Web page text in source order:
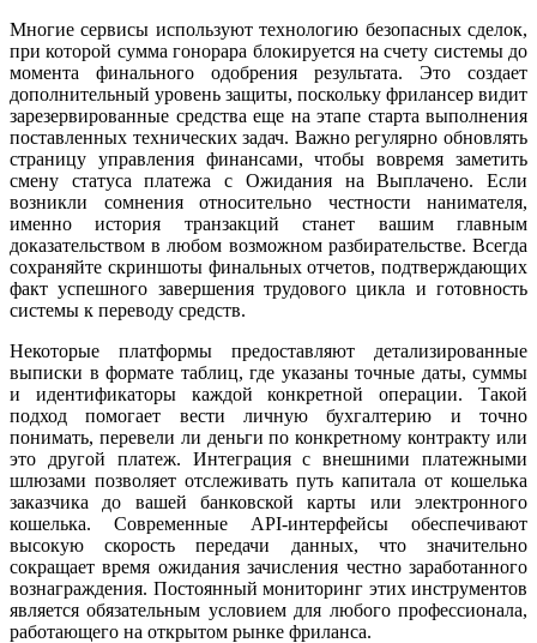
Многие сервисы используют технологию безопасных сделок,
при которой сумма гонорара блокируется на счету системы до
момента финального одобрения результата. Это создает
дополнительный уровень защиты, поскольку фрилансер видит
зарезервированные средства еще на этапе старта выполнения
поставленных технических задач. Важно регулярно обновлять
страницу управления финансами, чтобы вовремя заметить
смену статуса платежа с Ожидания на Выплачено. Если
возникли сомнения относительно честности нанимателя,
именно история транзакций станет вашим главным
доказательством в любом возможном разбирательстве. Всегда
сохраняйте скриншоты финальных отчетов, подтверждающих
факт успешного завершения трудового цикла и готовность
системы к переводу средств.
Некоторые платформы предоставляют детализированные
выписки в формате таблиц, где указаны точные даты, суммы
и идентификаторы каждой конкретной операции. Такой
подход помогает вести личную бухгалтерию и точно
понимать, перевели ли деньги по конкретному контракту или
это другой платеж. Интеграция с внешними платежными
шлюзами позволяет отслеживать путь капитала от кошелька
заказчика до вашей банковской карты или электронного
кошелька. Современные API-интерфейсы обеспечивают
высокую скорость передачи данных, что значительно
сокращает время ожидания зачисления честно заработанного
вознаграждения. Постоянный мониторинг этих инструментов
является обязательным условием для любого профессионала,
работающего на открытом рынке фриланса.